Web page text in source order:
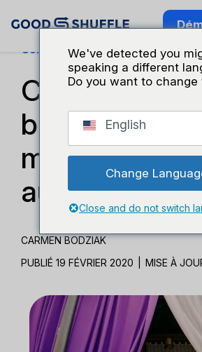
Connaissance Du Secteur
Conseils sur
budget du
mariage : La
au service du
CARMEN BODZIAK
PUBLIÉ 19 FÉVRIER 2020
MISE À
We've detected you
speaking a different
Do you want to change
English
Change
Close and do not switch